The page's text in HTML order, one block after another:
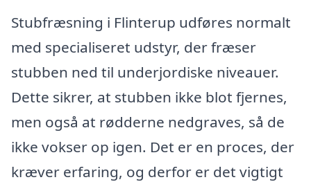
Stubfræsning i Flinterup udføres normalt
med specialiseret udstyr, der fræser
stubben ned til underjordiske niveauer.
Dette sikrer, at stubben ikke blot fjernes,
men også at rødderne nedgraves, så de
ikke vokser op igen. Det er en proces, der
kræver erfaring, og derfor er det vigtigt